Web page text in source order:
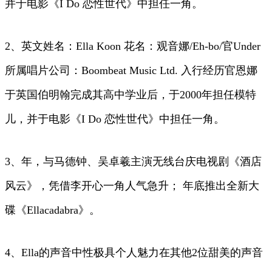
并于电影《I Do 恋性世代》中担任一角。
2、英文姓名：Ella Koon 花名：观音娜/Eh-bo/官Under
所属唱片公司：Boombeat Music Ltd. 入行经历官恩娜
于英国伯明翰完成其高中学业后，于2000年担任模特
儿，并于电影《I Do 恋性世代》中担任一角。
3、年，与马德钟、吴卓羲主演无线台庆电视剧《酒店
风云》，凭借李开心一角人气急升； 年底推出全新大
碟《Ellacadabra》。
4、Ella的声音中性极具个人魅力在其他2位甜美的声音